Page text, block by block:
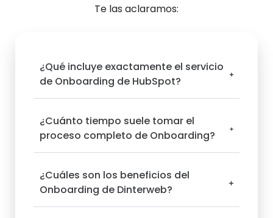
Te las aclaramos:
¿Qué incluye exactamente el servicio
de Onboarding de HubSpot?
incluye la configuración por objetivos
de la plataforma según las necesidades
específicas de tu empresa. Nos
enfocamos en enseñarte a utilizar las
herramientas específicas en las que
hayas identificado áreas de mejora.
¿Cuánto tiempo suele tomar el
proceso completo de Onboarding?
dependiendo de los objetivos que
quieras aprender y la cantidad de
personal que necesita ser capacitado.
¿Cuáles son los beneficios del
Onboarding de Dinterweb?